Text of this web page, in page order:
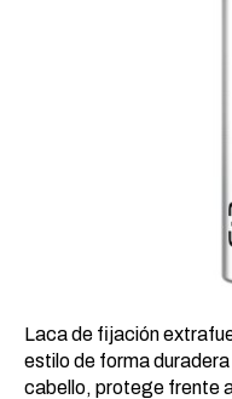
Laca de fijación
estilo de forma
cabello, protege frente